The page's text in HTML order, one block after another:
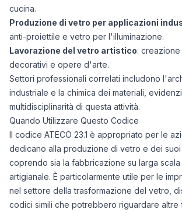
cucina.
Produzione di vetro per applicazioni
anti-proiettile e vetro per l'illuminazione.
Lavorazione del vetro artistico:
decorativi e opere d'arte.
Settori professionali correlati includono
industriale e la chimica dei materiali,
multidisciplinarità di questa attività.
Quando Utilizzare Questo Codice
Il codice ATECO 23.1 è appropriato per le
dedicano alla produzione di vetro e dei suoi
coprendo sia la fabbricazione su larga
artigianale. È particolarmente utile per le
nel settore della trasformazione del vetro,
codici simili che potrebbero riguardare altre